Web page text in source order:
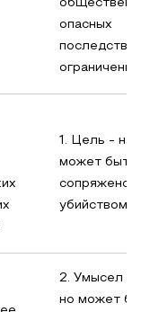
опасных
1. Цель -
может быть
сопряжено с
убийством
2. Умысел -
но может